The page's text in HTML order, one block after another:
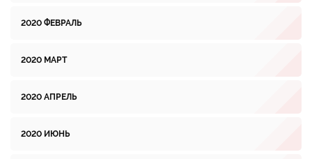
2020 ФЕВРАЛЬ
2020 МАРТ
2020 АПРЕЛЬ
2020 ИЮНЬ